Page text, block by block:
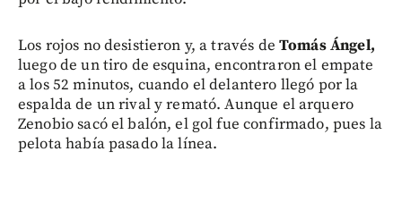
Los rojos no desistieron y, a través de Tomás Ángel,
luego de un tiro de esquina, encontraron el empate
a los 52 minutos, cuando el delantero llegó por la
espalda de un rival y remató. Aunque el arquero
Zenobio sacó el balón, el gol fue confirmado, pues la
pelota había pasado la línea.